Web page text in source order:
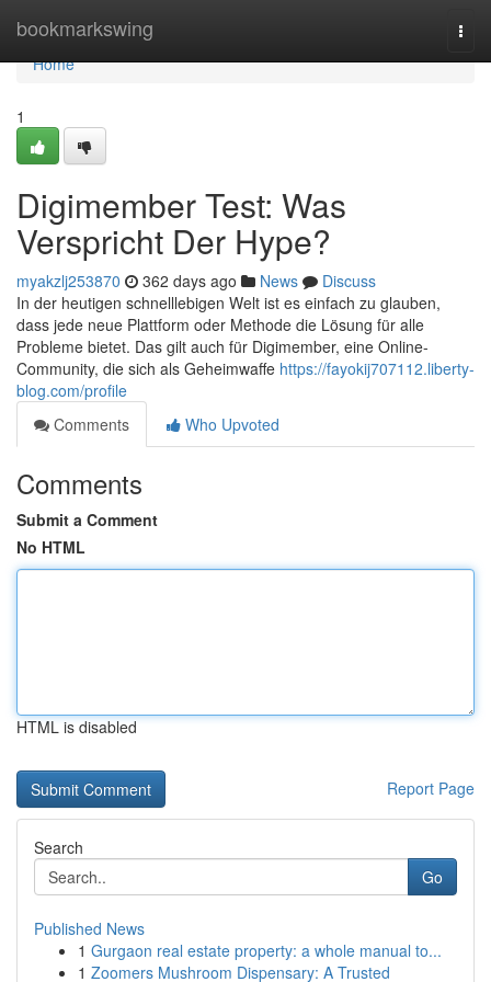
bookmarkswing
Home
Home
1
Digimember Test: Was
Verspricht Der Hype?
myakzlj253870 362 days ago News
Discuss
In der heutigen schnelllebigen Welt ist es einfach zu glauben,
dass jede neue Plattform oder Methode die Lösung für alle
Probleme bietet. Das gilt auch für Digimember, eine Online-
Community, die sich als Geheimwaffe https://fayokij707112.liberty-
blog.com/profile
Comments
Who Upvoted
Comments
Submit a Comment
No HTML
HTML is disabled
Report Page
Search
Go
Published News
1 Gurgaon real estate property: a whole manual to...
1 Zoomers Mushroom Dispensary: A Trusted